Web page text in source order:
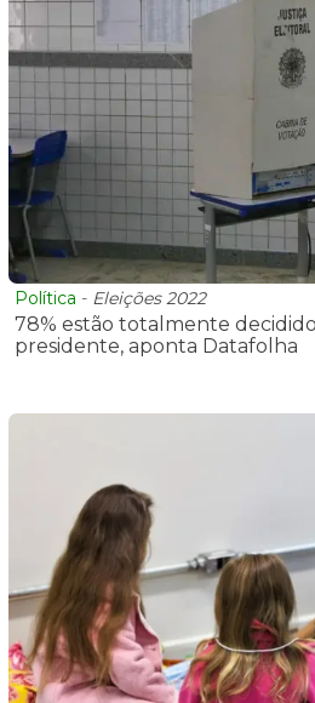
Política - Eleições 2022
78% estão totalmente
presidente, aponta Datafolha